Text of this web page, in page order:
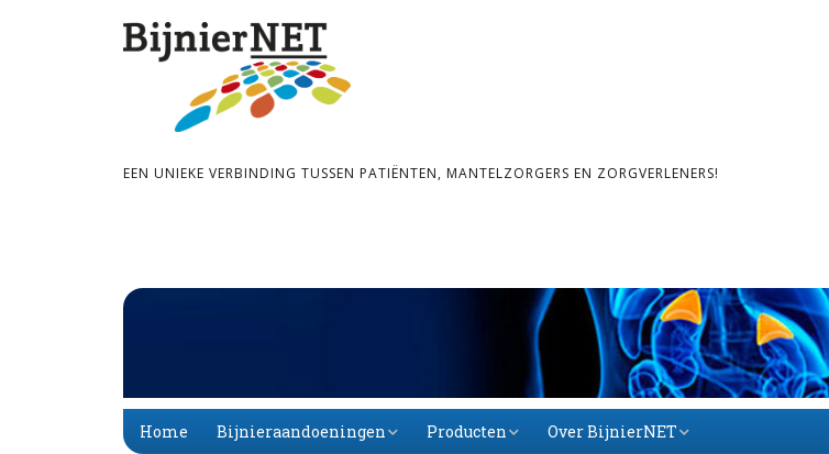
EEN UNIEKE VERBINDING TUSSEN PATIËNTEN, MANTELZORGERS EN ZORGVERLENERS!
Home Bijnieraandoeningen Producten Over BijnierNET